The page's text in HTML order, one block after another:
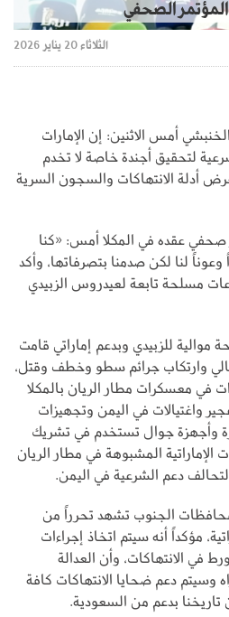
الصحفي
الثلاثاء 20 يناير 2026
أمس الاثنين: إن الإمارات
لتحقيق أجندة خاصة لا تخدم
أدلة الانتهاكات والسجون السرية
عقده في المكلا أمس: «كنا
لنا لكن صدمنا بتصرفاتها، وأكد
مسلحة تابعة لعيدروس الزبيدي
للزبيدي وبدعم إماراتي قامت
وارتكاب جرائم سطو وخطف وقتل،
في معسكرات مطار الريان بالمكلا
واغتيالات في اليمن وتجهيزات
وأجهزة جوال تستخدم في تشريك
الإماراتية المشبوهة في مطار الريان
لتحالف دعم الشرعية في اليمن.
الجنوب تشهد تحرراً من
مؤكداً أنه سيتم اتخاذ إجراءات
في الانتهاكات، وأن العدالة
وسيتم دعم ضحايا الانتهاكات كافة
بدعم من السعودية.